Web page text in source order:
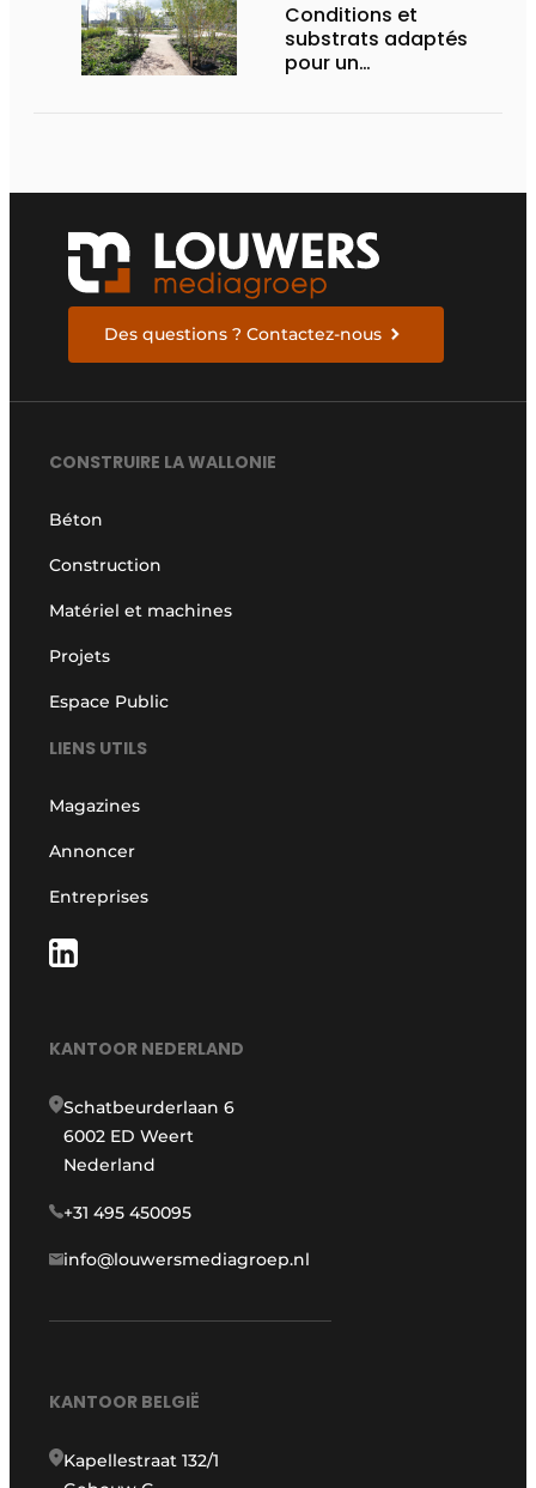
Conditions et
substrats adaptés
pour un
Des questions ? Contactez-nous
CONSTRUIRE LA WALLONIE
Béton
Construction
Matériel et machines
Projets
Espace Public
LIENS UTILS
Magazines
Annoncer
Entreprises
KANTOOR NEDERLAND
Schatbeurderlaan 6
6002 ED Weert
Nederland
+31 495 450095
info@louwersmediagroep.nl
KANTOOR BELGIË
Kapellestraat 132/1